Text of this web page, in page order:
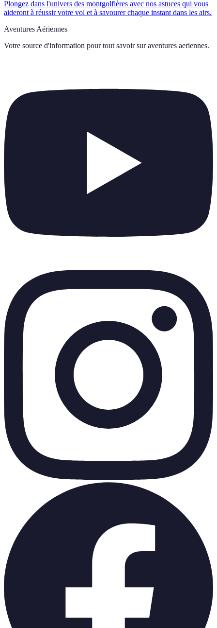
Plongez dans l'univers des montgolfières avec nos astuces qui vous
aideront à réussir votre vol et à savourer chaque instant dans les airs.
Aventures Aériennes
Votre source d'information pour tout savoir sur aventures aeriennes.